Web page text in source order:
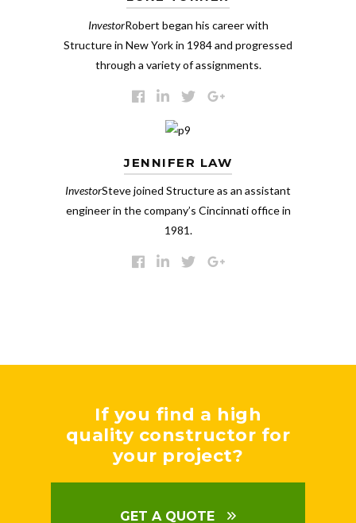
InvestorRobert began his career with
Structure in New York in 1984 and progressed
through a variety of assignments.
JENNIFER LAW
InvestorSteve joined Structure as an assistant
engineer in the company’s Cincinnati office in
1981.
If you find a high
quality constructor for
your project?
GET A QUOTE